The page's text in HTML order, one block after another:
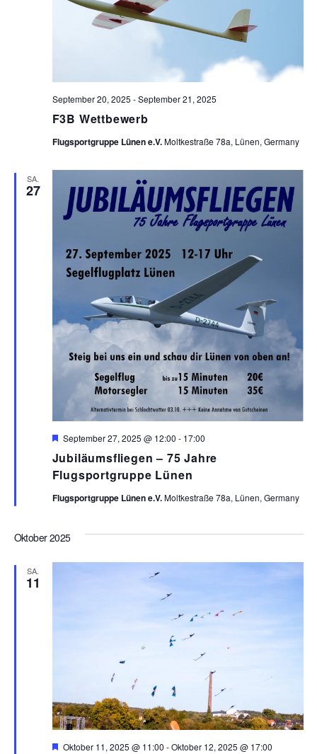
F3B Wettbewerb
September 20, 2025 -September 21, 2025
Flugsportgruppe Lünen e.V.Moltkestraße 78a, Lünen, Germany
SA.
27
Jubiläumsfliegen – 75 Jahre
Flugsportgruppe Lünen
H
r
v
o
r
g
o
e
September 27, 2025 @ 12:00 - 17:00
Flugsportgruppe Lünen e.V.Moltkestraße 78a, Lünen, Germany
Oktober 2025
SA.
11
H
Oktober 11, 2025 @ 11:00 -Oktober 12, 2025 @ 17:00